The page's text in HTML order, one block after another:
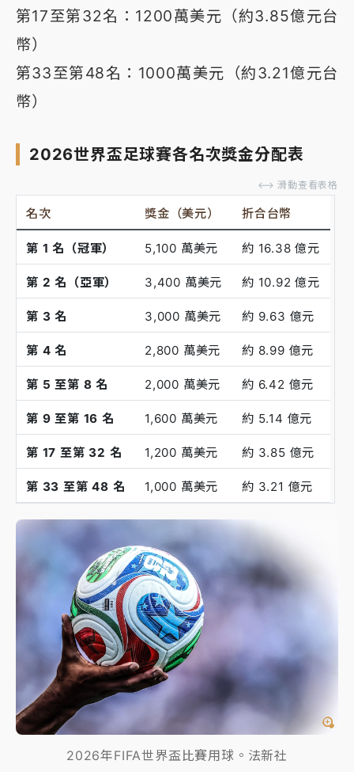
第17至第32名：1200萬美元（約3.85億元台
幣）
第33至第48名：1000萬美元（約3.21億元台
幣）
2026世界盃足球賽各名次獎金分配表
⟷ 滑動查看表格
名次 獎金（美元） 折合台幣
第 1 名（冠軍） 5,100 萬美元 約 16.38 億元
第 2 名（亞軍） 3,400 萬美元 約 10.92 億元
第 3 名 3,000 萬美元 約 9.63 億元
第 4 名 2,800 萬美元 約 8.99 億元
第 5 至第 8 名 2,000 萬美元 約 6.42 億元
第 9 至第 16 名 1,600 萬美元 約 5.14 億元
第 17 至第 32 名 1,200 萬美元 約 3.85 億元
第 33 至第 48 名 1,000 萬美元 約 3.21 億元
2026年FIFA世界盃比賽用球。法新社